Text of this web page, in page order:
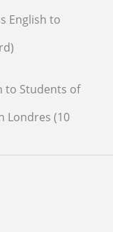
English to
to Students of
Londres (10